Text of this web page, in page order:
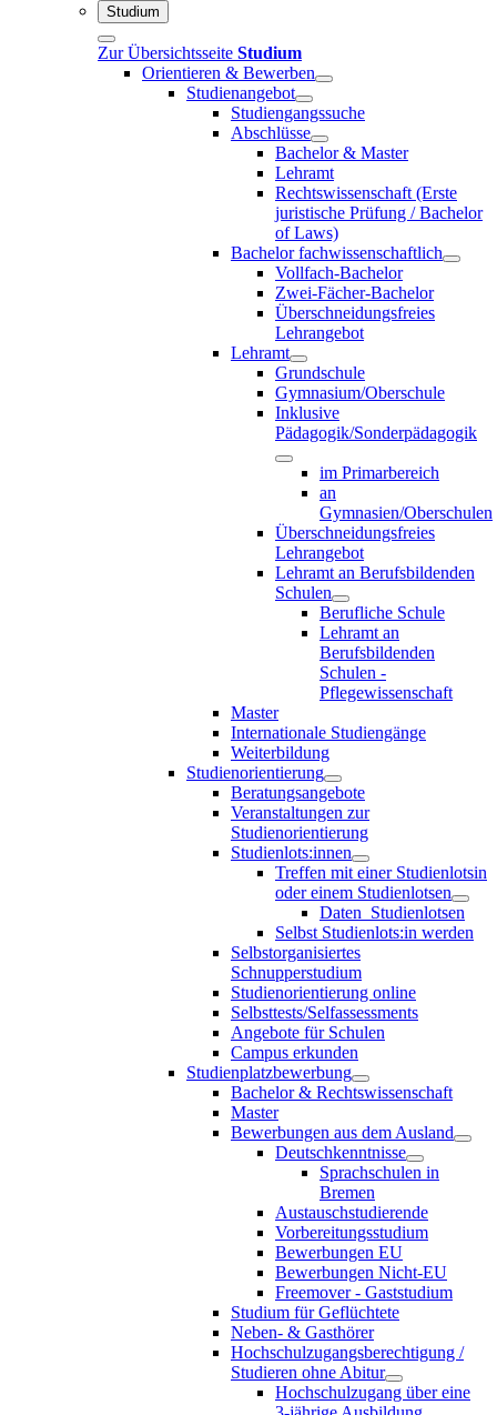
Studium
Zur Übersichtsseite Studium
Orientieren & Bewerben
Studienangebot
Studiengangssuche
Abschlüsse
Bachelor & Master
Lehramt
Rechtswissenschaft (Erste
juristische Prüfung / Bachelor
of Laws)
Bachelor fachwissenschaftlich
Vollfach-Bachelor
Zwei-Fächer-Bachelor
Überschneidungsfreies
Lehrangebot
Lehramt
Grundschule
Gymnasium/Oberschule
Inklusive
Pädagogik/Sonderpädagogik
im Primarbereich
an
Gymnasien/Oberschulen
Überschneidungsfreies
Lehrangebot
Lehramt an Berufsbildenden
Schulen
Berufliche Schule
Lehramt an
Berufsbildenden
Schulen -
Pflegewissenschaft
Master
Internationale Studiengänge
Weiterbildung
Studienorientierung
Beratungsangebote
Veranstaltungen zur
Studienorientierung
Studienlots:innen
Treffen mit einer Studienlotsin
oder einem Studienlotsen
Daten_Studienlotsen
Selbst Studienlots:in werden
Selbstorganisiertes
Schnupperstudium
Studienorientierung online
Selbsttests/Selfassessments
Angebote für Schulen
Campus erkunden
Studienplatzbewerbung
Bachelor & Rechtswissenschaft
Master
Bewerbungen aus dem Ausland
Deutschkenntnisse
Sprachschulen in
Bremen
Austauschstudierende
Vorbereitungsstudium
Bewerbungen EU
Bewerbungen Nicht-EU
Freemover - Gaststudium
Studium für Geflüchtete
Neben- & Gasthörer
Hochschulzugangsberechtigung /
Studieren ohne Abitur
Hochschulzugang über eine